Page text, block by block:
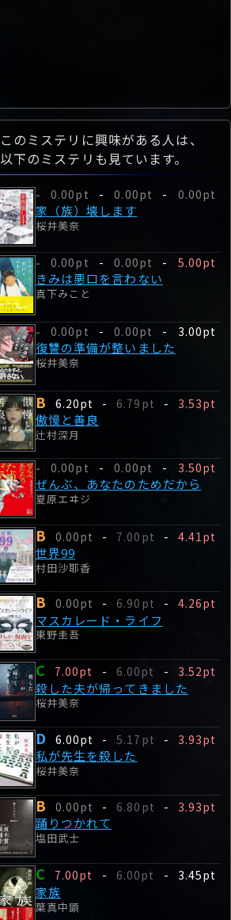
このミステリに興味がある人は、
以下のミステリも見ています。
- 0.00pt - 0.00pt - 0.00pt
家（族）壊します
桜井美奈
- 0.00pt - 0.00pt - 5.00pt
きみは悪口を言わない
真下みこと
- 0.00pt - 0.00pt - 3.00pt
復讐の準備が整いました
桜井美奈
B 6.20pt - 6.79pt - 3.53pt
傲慢と善良
辻村深月
- 0.00pt - 0.00pt - 3.50pt
ぜんぶ、あなたのためだから
夏原エヰジ
B 0.00pt - 7.00pt - 4.41pt
世界99
村田沙耶香
B 0.00pt - 6.90pt - 4.26pt
マスカレード・ライフ
東野圭吾
C 7.00pt - 6.00pt - 3.52pt
殺した夫が帰ってきました
桜井美奈
D 6.00pt - 5.17pt - 3.93pt
私が先生を殺した
桜井美奈
B 0.00pt - 6.80pt - 3.93pt
踊りつかれて
塩田武士
C 7.00pt - 6.00pt - 3.45pt
家族
葉真中顕